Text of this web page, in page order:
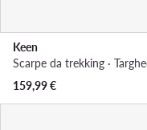
Keen
159,99€